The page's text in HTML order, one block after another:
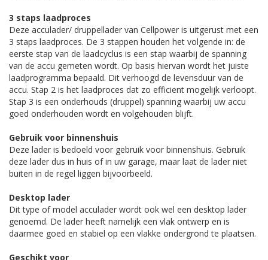
3 staps laadproces
Deze acculader/ druppellader van Cellpower is uitgerust met een
3 staps laadproces. De 3 stappen houden het volgende in: de
eerste stap van de laadcyclus is een stap waarbij de spanning
van de accu gemeten wordt. Op basis hiervan wordt het juiste
laadprogramma bepaald. Dit verhoogd de levensduur van de
accu. Stap 2 is het laadproces dat zo efficient mogelijk verloopt.
Stap 3 is een onderhouds (druppel) spanning waarbij uw accu
goed onderhouden wordt en volgehouden blijft.
Gebruik voor binnenshuis
Deze lader is bedoeld voor gebruik voor binnenshuis. Gebruik
deze lader dus in huis of in uw garage, maar laat de lader niet
buiten in de regel liggen bijvoorbeeld.
Desktop lader
Dit type of model acculader wordt ook wel een desktop lader
genoemd. De lader heeft namelijk een vlak ontwerp en is
daarmee goed en stabiel op een vlakke ondergrond te plaatsen.
Geschikt voor